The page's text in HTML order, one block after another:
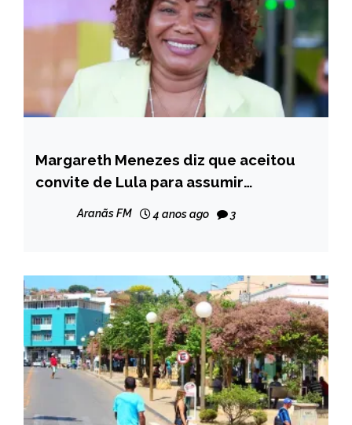
BRASIL
NOTÍCIAS
Margareth Menezes diz que aceitou
convite de Lula para assumir
Aranãs FM 4 anos ago 3